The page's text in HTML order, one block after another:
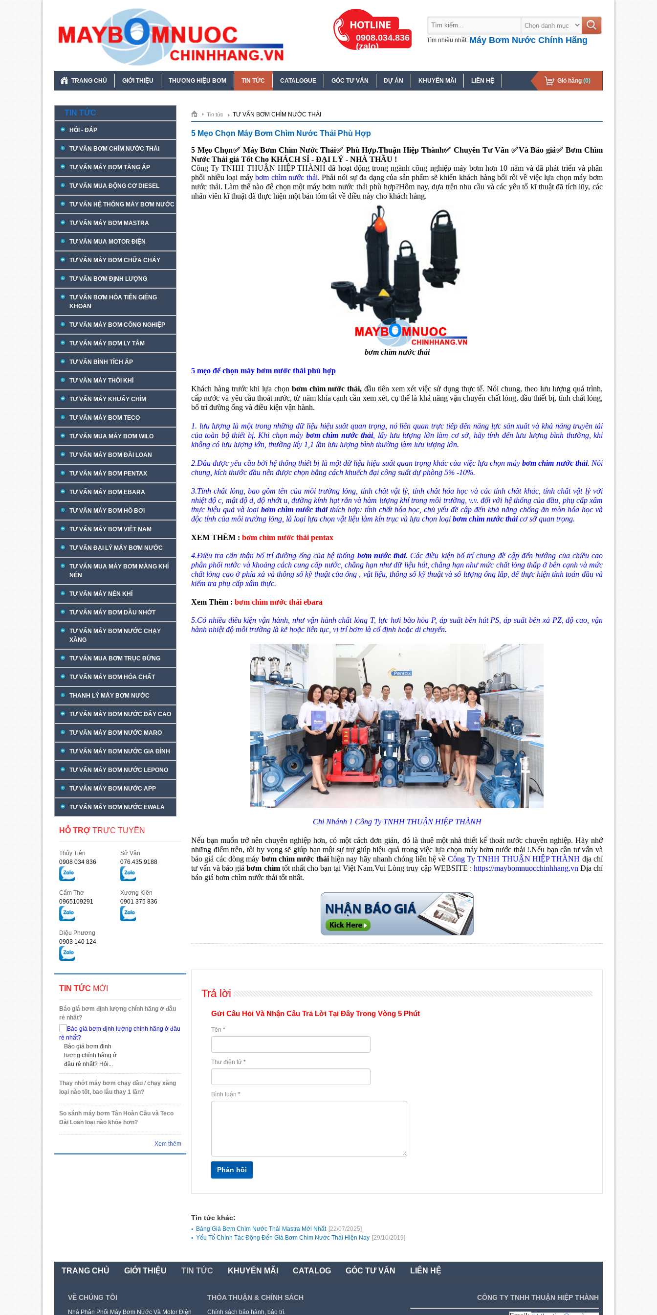
Tìm nhiều nhất: Máy Bơm Nước Chính Hãng
0908.034.836
(zalo)
TRANG CHỦ GIỚI THIỆU THƯƠNG HIỆU BƠM TIN TỨC CATALOGUE GÓC TƯ VẤN DỰ ÁN KHUYẾN MÃI LIÊN HỆ Giỏ hàng (0)
TIN TỨC
HỎI - ĐÁP
TƯ VẤN BƠM CHÌM NƯỚC THẢI
TƯ VẤN MÁY BƠM TĂNG ÁP
TƯ VẤN MUA ĐỘNG CƠ DIESEL
TƯ VẤN HỆ THỐNG MÁY BƠM NƯỚC
TƯ VẤN MÁY BƠM MASTRA
TƯ VẤN MUA MOTOR ĐIỆN
TƯ VẤN MÁY BƠM CHỮA CHÁY
TƯ VẤN BƠM ĐỊNH LƯỢNG
TƯ VẤN BƠM HỎA TIỄN GIẾNG
KHOAN
TƯ VẤN MÁY BƠM CÔNG NGHIỆP
TƯ VẤN MÁY BƠM LY TÂM
TƯ VẤN BÌNH TÍCH ÁP
TƯ VẤN MÁY THỔI KHÍ
TƯ VẤN MÁY KHUẤY CHÌM
TƯ VẤN MÁY BƠM TECO
TƯ VẤN MUA MÁY BƠM WILO
TƯ VẤN MÁY BƠM ĐÀI LOAN
TƯ VẤN MÁY BƠM PENTAX
TƯ VẤN MÁY BƠM EBARA
TƯ VẤN MÁY BƠM HỒ BƠI
TƯ VẤN MÁY BƠM VIỆT NAM
TƯ VẤN ĐẠI LÝ MÁY BƠM NƯỚC
TƯ VẤN MUA MÁY BƠM MÀNG KHÍ
NÉN
TƯ VẤN MÁY NÉN KHÍ
TƯ VẤN MÁY BƠM DẦU NHỚT
TƯ VẤN MÁY BƠM NƯỚC CHẠY
XĂNG
TƯ VẤN MUA BƠM TRỤC ĐỨNG
TƯ VẤN MÁY BƠM HÓA CHẤT
THANH LÝ MÁY BƠM NƯỚC
TƯ VẤN MÁY BƠM NƯỚC ĐẨY CAO
TƯ VẤN MÁY BƠM NƯỚC MARO
TƯ VẤN MÁY BƠM NƯỚC GIA ĐÌNH
TƯ VẤN MÁY BƠM NƯỚC LEPONO
TƯ VẤN MÁY BƠM NƯỚC APP
TƯ VẤN MÁY BƠM NƯỚC EWALA
HỖ TRỢ TRỰC TUYẾN
Thủy Tiên
0908 034 836
Sở Vân
076.435.9188
Cẩm Thơ
0965109291
Xương Kiên
0901 375 836
Diệu Phương
0903 140 124
TIN TỨC MỚI
Báo giá bơm định lượng chính hãng ở đâu
rẻ nhất?
Báo giá bơm định
lượng chính hãng ở
đâu rẻ nhất? Hỏi...
Thay nhớt máy bơm chạy dầu / chạy xăng
loại nào tốt, bao lâu thay 1 lần?
So sánh máy bơm Tân Hoàn Cầu và Teco
Đài Loan loại nào khỏe hơn?
Xem thêm
Tin tức TƯ VẤN BƠM CHÌM NƯỚC THẢI
5 Mẹo Chọn Máy Bơm Chìm Nước Thải Phù Hợp
5 Mẹo Chọn✅ Máy Bơm Chìm Nước Thải✅ Phù Hợp.Thuận Hiệp Thành✅ Chuyên Tư Vấn ✅Và Báo giá✅ Bơm Chìm
Nước Thải giá Tốt Cho KHÁCH SỈ - ĐẠI LÝ - NHÀ THẦU !
Công Ty TNHH THUẬN HIỆP THÀNH đã hoạt động trong ngành công nghiệp máy bơm hơn 10 năm và đã phát triển và phân
phối nhiều loại máybơm chìm nước thải. Phải nói sự đa dạng của sản phẩm sẽ khiến khách hàng bối rối về việc lựa chọn máy bơm
nước thải. Làm thế nào để chọn một máy bơm nước thải phù hợp?Hôm nay, dựa trên nhu cầu và các yêu tố kĩ thuật đã tích lũy, các
nhân viên kĩ thuật đã thực hiện một bản tóm tắt về điều này cho khách hàng.
bơm chìm nước thải
5 mẹo để chọn máy bơm nước thải phù hợp
Khách hàng trước khi lựa chọn bơm chìm nước thải, đầu tiên xem xét việc sử dụng thực tế. Nói chung, theo lưu lượng quá trình,
cấp nước và yêu cầu thoát nước, từ năm khía cạnh cần xem xét, cụ thể là khả năng vận chuyển chất lỏng, đầu thiết bị, tính chất lỏng,
bố trí đường ống và điều kiện vận hành.
1. lưu lượng là một trong những dữ liệu hiệu suất quan trọng, nó liên quan trực tiếp đến năng lực sản xuất và khả năng truyền tải
của toàn bộ thiết bị. Khi chọn máy bơm chìm nước thải, lấy lưu lượng lớn làm cơ sở, hãy tính đến lưu lượng bình thường, khi
không có lưu lượng lớn, thường lấy 1,1 lần lưu lượng bình thường làm lưu lượng lớn.
2.Đầu được yêu cầu bởi hệ thống thiết bị là một dữ liệu hiệu suất quan trọng khác của việc lựa chọn máybơm chìm nước thải. Nói
chung, kích thước đầu nên được chọn bằng cách khuếch đại công suất dự phòng 5% -10%.
3.Tính chất lỏng, bao gồm tên của môi trường lỏng, tính chất vật lý, tính chất hóa học và các tính chất khác, tính chất vật lý với
nhiệt độ c, mật độ d, độ nhớt u, đường kính hạt rắn và hàm lượng khí trong môi trường, v.v. đối với hệ thống của đầu, phụ cấp xâm
thực hiệu quả và loại bơm chìm nước thảithích hợp: tính chất hóa học, chủ yếu đề cập đến khả năng chống ăn mòn hóa học và
độc tính của môi trường lỏng, là loại lựa chọn vật liệu làm kín trục và lựa chọn loại bơm chìm nước thảicơ sở quan trọng.
XEM THÊM : bơm chìm nước thải pentax
4.Điều tra cẩn thận bố trí đường ống của hệ thống bơm nước thải. Các điều kiện bố trí chung đề cập đến hướng của chiều cao
phân phối nước và khoảng cách cung cấp nước, chẳng hạn như dữ liệu hút, chẳng hạn như mức chất lỏng thấp ở bên cạnh và mức
chất lỏng cao ở phía xả và thông số kỹ thuật của ống , vật liệu, thông số kỹ thuật và số lượng ống lắp, để thực hiện tính toán đầu và
kiểm tra phụ cấp xâm thực.
Xem Thêm : bơm chìm nước thải ebara
5.Có nhiều điều kiện vận hành, như vận hành chất lỏng T, lực hơi bão hòa P, áp suất bên hút PS, áp suất bên xả PZ, độ cao, vận
hành nhiệt độ môi trường là kẽ hoặc liên tục, vị trí bơm là cố định hoặc di chuyển.
Chi Nhánh 1 Công Ty TNHH THUẬN HIỆP THÀNH
Nếu bạn muốn trở nên chuyên nghiệp hơn, có một cách đơn giản, đó là thuê một nhà thiết kế thoát nước chuyên nghiệp. Hãy nhớ
những điểm trên, tôi hy vọng sẽ giúp bạn một sự trợ giúp hiệu quả trong việc lựa chọn máy bơm nước thải !.Nếu bạn cần tư vấn và
báo giá các dòng máy bơm chìm nước thảihiện nay hãy nhanh chóng liên hệ về Công Ty TNHH THUẬN HIỆP THÀNH địa chỉ
tư vấn và báo giá bơm chìmtốt nhất cho bạn tại Việt Nam.Vui Lòng truy cập WEBSITE : https://maybomnuocchinhhang.vn Địa chỉ
báo giá bơm chìm nước thải tốt nhất.
Trả lời
Gửi Câu Hỏi Và Nhận Câu Trả Lời Tại Đây Trong Vòng 5 Phút
Tên *
Thư điện tử *
Bình luận *
Phản hồi
Tin tức khác:
Bảng Giá Bơm Chìm Nước Thải Mastra Mới Nhất [22/07/2025]
Yếu Tố Chính Tác Động Đến Giá Bơm Chìm Nước Thải Hiện Nay [29/10/2019]
TRANG CHỦ GIỚI THIỆU TIN TỨC KHUYẾN MÃI CATALOG GÓC TƯ VẤN LIÊN HỆ
VỀ CHÚNG TÔI
Nhà Phân Phối Máy Bơm Nước Và Motor Điện
THỎA THUẬN & CHÍNH SÁCH
Chính sách bảo hành, bảo trì.
CÔNG TY TNHH THUẬN HIỆP THÀNH